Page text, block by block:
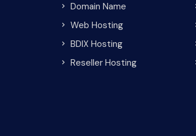
Domain Name
Web Hosting
BDIX Hosting
Reseller Hosting